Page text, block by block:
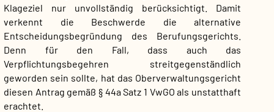
Klageziel nur unvollständig berücksichtigt. Damit
verkennt die Beschwerde die alternative
Entscheidungsbegründung des Berufungsgerichts.
Denn für den Fall, dass auch das
Verpflichtungsbegehren streitgegenständlich
geworden sein sollte, hat das Oberverwaltungsgericht
diesen Antrag gemäß § 44a Satz 1 VwGO als unstatthaft
erachtet.